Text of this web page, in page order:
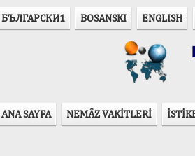
БЪЛГАРСКИ1 BOSANSKI ENGLISH
ANA SAYFA NEMÂZ VAKİTLERİ